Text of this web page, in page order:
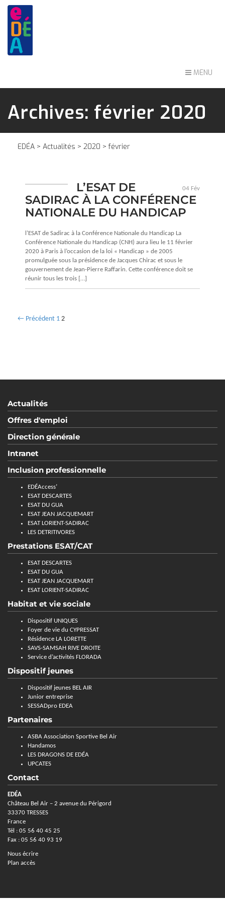
MENU
Archives: février 2020
EDÉA > Actualités > 2020 > février
04 Fév
L’ESAT DE
SADIRAC À LA CONFÉRENCE
NATIONALE DU HANDICAP
l’ESAT de Sadirac à la Conférence Nationale du Handicap La
Conférence Nationale du Handicap (CNH) aura lieu le 11 février
2020 à Paris à l’occasion de la loi « Handicap » de 2005
promulguée sous la présidence de Jacques Chirac et sous le
gouvernement de Jean-Pierre Raffarin. Cette conférence doit se
réunir tous les trois […]
← Précédent 1 2
Actualités
Offres d'emploi
Direction générale
Intranet
Inclusion professionnelle
EDÉAccess’
ESAT DESCARTES
ESAT DU GUA
ESAT JEAN JACQUEMART
ESAT LORIENT-SADIRAC
LES DETRITIVORES
Prestations ESAT/CAT
ESAT DESCARTES
ESAT DU GUA
ESAT JEAN JACQUEMART
ESAT LORIENT-SADIRAC
Habitat et vie sociale
Dispositif UNIQUES
Foyer de vie du CYPRESSAT
Résidence LA LORETTE
SAVS-SAMSAH RIVE DROITE
Service d’activités FLORADA
Dispositif jeunes
Dispositif jeunes BEL AIR
Junior entreprise
SESSADpro EDEA
Partenaires
ASBA Association Sportive Bel Air
Handamos
LES DRAGONS DE EDÉA
UPCATES
Contact
EDÉA
Château Bel Air – 2 avenue du Périgord
33370 TRESSES
France
Tél : 05 56 40 45 25
Fax : 05 56 40 93 19
Nous écrire
Plan accès